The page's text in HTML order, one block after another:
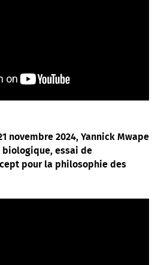
novembre 2024, Yannick Mwape
biologique, essai de
pour la philosophie des